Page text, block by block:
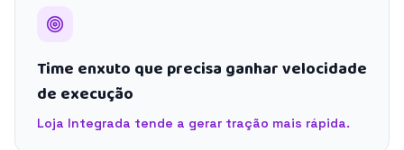
Time enxuto que precisa ganhar velocidade
de execução
Loja Integrada tende a gerar tração mais rápida.